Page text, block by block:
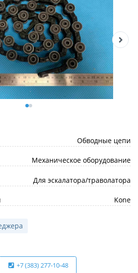
Обводные цепи
Механическое оборудование
Для эскалатора/траволатора
Kone
+7 (383) 277-10-48